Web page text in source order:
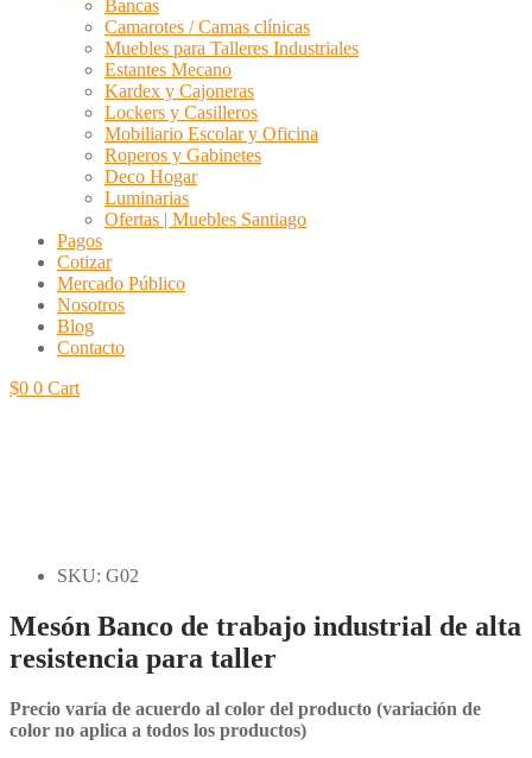
Bancas
Camarotes / Camas clínicas
Muebles para Talleres Industriales
Estantes Mecano
Kardex y Cajoneras
Lockers y Casilleros
Mobiliario Escolar y Oficina
Roperos y Gabinetes
Deco Hogar
Luminarias
Ofertas | Muebles Santiago
Pagos
Cotizar
Mercado Público
Nosotros
Blog
Contacto
$0 0 Cart
SKU: G02
Mesón Banco de trabajo industrial de alta
resistencia para taller
Precio varía de acuerdo al color del producto (variación de
color no aplica a todos los productos)